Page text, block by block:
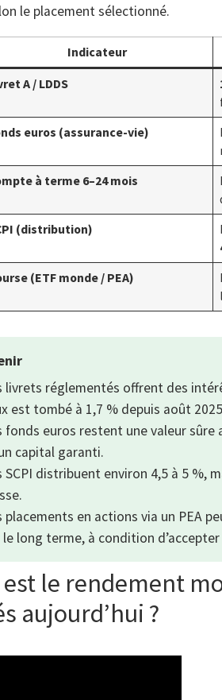
le placement sélectionné.
Indicateur
A / LDDS
euros (assurance-vie)
à terme 6–24 mois
(distribution)
(ETF monde / PEA)
livrets réglementés offrent des
est tombé à 1,7 % depuis août
fonds euros restent une valeur
capital garanti.
SCPI distribuent environ 4,5 à 5 %,
placements en actions via un PEA
le long terme, à condition
le rendement
aujourd’hui ?